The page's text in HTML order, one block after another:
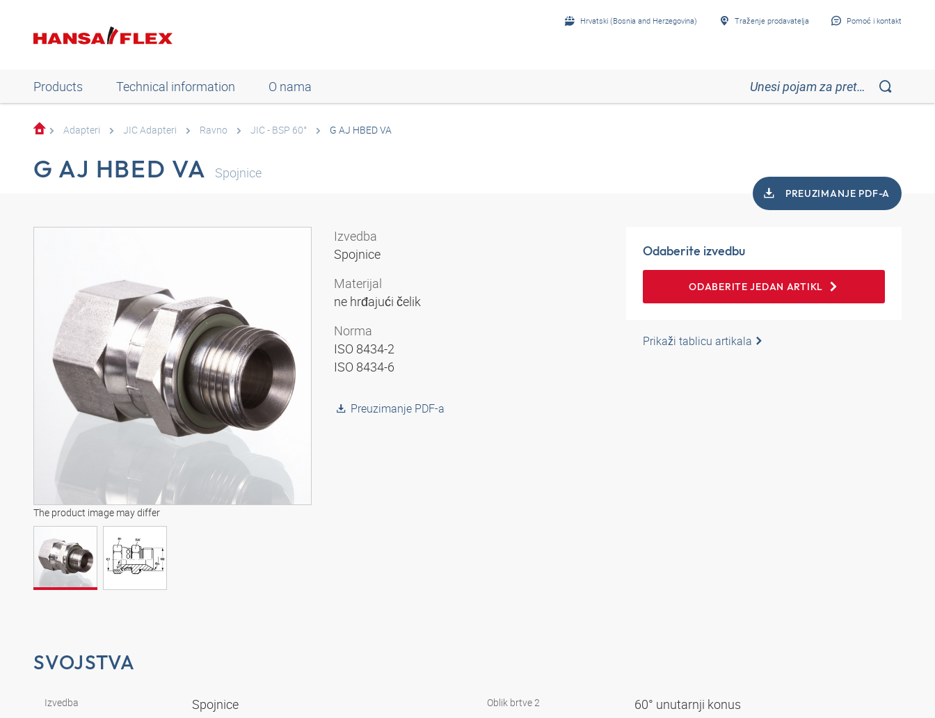
Hrvatski (Bosnia and Herzegovina) Traženje prodavatelja Pomoć i kontakt
Products Technical information O nama
Adapteri JIC Adapteri Ravno JIC - BSP 60° G AJ HBED VA
G AJ HBED VA Spojnice
PREUZIMANJE PDF-A
The product image may differ
Izvedba
Spojnice
Materijal
ne hrđajući čelik
Norma
ISO 8434-2
ISO 8434-6
Preuzimanje PDF-a
Odaberite izvedbu
ODABERITE JEDAN ARTIKL
Prikaži tablicu artikala
SVOJSTVA
Izvedba Spojnice Oblik brtve 2
60° unutarnji konus